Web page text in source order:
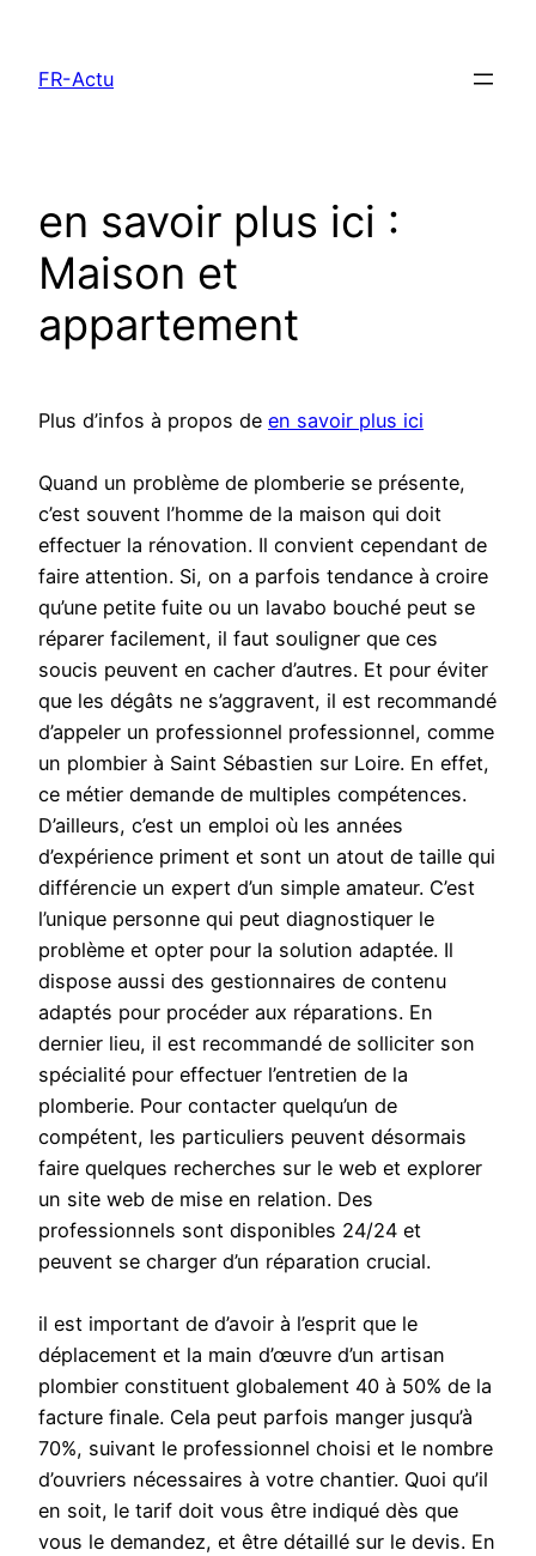
contenu
FR-Actu
en savoir plus ici :
Maison et
appartement
Plus d’infos à propos de en savoir plus ici
Quand un problème de plomberie se présente,
c’est souvent l’homme de la maison qui doit
effectuer la rénovation. Il convient cependant de
faire attention. Si, on a parfois tendance à croire
qu’une petite fuite ou un lavabo bouché peut se
réparer facilement, il faut souligner que ces
soucis peuvent en cacher d’autres. Et pour éviter
que les dégâts ne s’aggravent, il est recommandé
d’appeler un professionnel professionnel, comme
un plombier à Saint Sébastien sur Loire. En effet,
ce métier demande de multiples compétences.
D’ailleurs, c’est un emploi où les années
d’expérience priment et sont un atout de taille qui
différencie un expert d’un simple amateur. C’est
l’unique personne qui peut diagnostiquer le
problème et opter pour la solution adaptée. Il
dispose aussi des gestionnaires de contenu
adaptés pour procéder aux réparations. En
dernier lieu, il est recommandé de solliciter son
spécialité pour effectuer l’entretien de la
plomberie. Pour contacter quelqu’un de
compétent, les particuliers peuvent désormais
faire quelques recherches sur le web et explorer
un site web de mise en relation. Des
professionnels sont disponibles 24/24 et
peuvent se charger d’un réparation crucial.
il est important de d’avoir à l’esprit que le
déplacement et la main d’œuvre d’un artisan
plombier constituent globalement 40 à 50% de la
facture finale. Cela peut parfois manger jusqu’à
70%, suivant le professionnel choisi et le nombre
d’ouvriers nécessaires à votre chantier. Quoi qu’il
en soit, le tarif doit vous être indiqué dès que
vous le demandez, et être détaillé sur le devis. En